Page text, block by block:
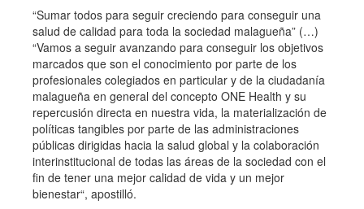
“Sumar todos para seguir creciendo para conseguir una
salud de calidad para toda la sociedad malagueña” (…)
“Vamos a seguir avanzando para conseguir los objetivos
marcados que son el conocimiento por parte de los
profesionales colegiados en particular y de la ciudadanía
malagueña en general del concepto ONE Health y su
repercusión directa en nuestra vida, la materialización de
políticas tangibles por parte de las administraciones
públicas dirigidas hacia la salud global y la colaboración
interinstitucional de todas las áreas de la sociedad con el
fin de tener una mejor calidad de vida y un mejor
bienestar“, apostilló.